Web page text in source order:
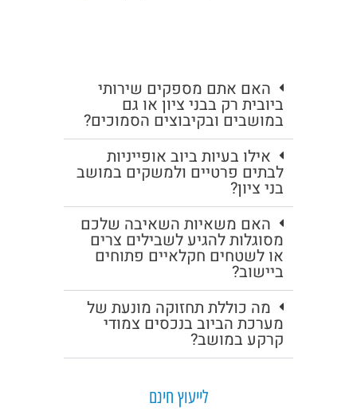
לייעוץ חינם
האם אתם מספקים שירותי
ביובית רק בבני ציון או גם
במושבים ובקיבוצים הסמוכים?
אילו בעיות ביוב אופייניות
לבתים פרטיים ולמשקים במושב
בני ציון?
האם משאיות השאיבה שלכם
מסוגלות להגיע לשבילים צרים
או לשטחים חקלאיים פתוחים
ביישוב?
מה כוללת תחזוקה מונעת של
מערכת הביוב בנכסים צמודי
קרקע במושב?